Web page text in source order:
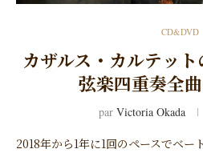
CD&DVD
カザルス・カルテッ
弦楽四重奏全
par Victoria Okada
2018年から1年に1回のペースでベー